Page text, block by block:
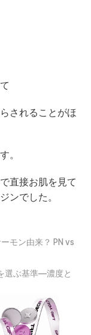
されることがほ
。
直接お肌を見て
ンでした。
モン由来？ PN vs
選ぶ基準—濃度と